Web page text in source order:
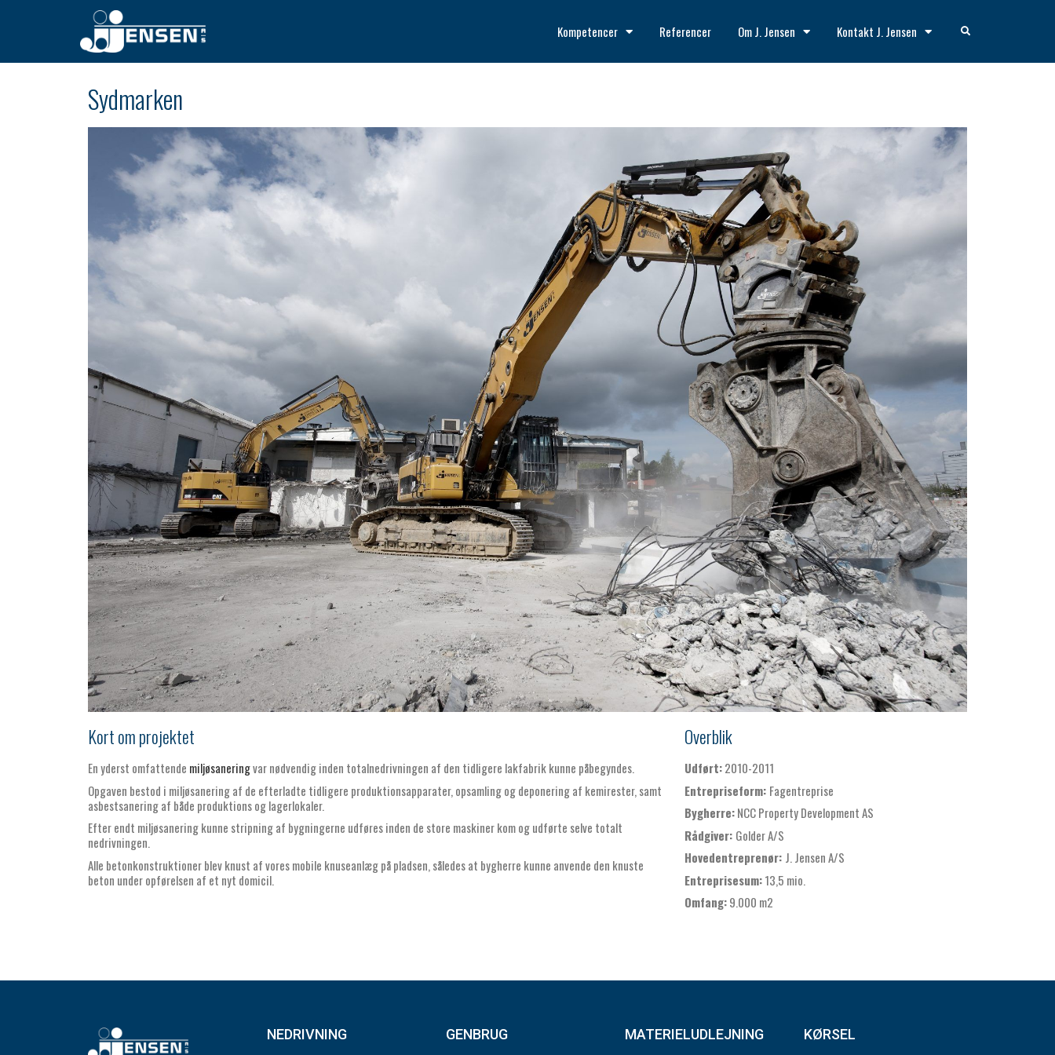
Kompetencer Referencer Om J. Jensen Kontakt J. Jensen
Sydmarken
Kort om projektet
En yderst omfattende miljøsaneringvar nødvendig inden totalnedrivningen af den tidligere lakfabrik kunne påbegyndes.
Opgaven bestod i miljøsanering af de efterladte tidligere produktionsapparater, opsamling og deponering af kemirester, samt
asbestsanering af både produktions og lagerlokaler.
Efter endt miljøsanering kunne stripning af bygningerne udføres inden de store maskiner kom og udførte selve totalt
nedrivningen.
Alle betonkonstruktioner blev knust af vores mobile knuseanlæg på pladsen, således at bygherre kunne anvende den knuste
beton under opførelsen af et nyt domicil.
Overblik
Udført:2010-2011
Entrepriseform: Fagentreprise
Bygherre:NCC Property Development AS
Rådgiver: Golder A/S
Hovedentreprenør: J. Jensen A/S
Entreprisesum:13,5 mio.
Omfang:9.000 m2
NEDRIVNING GENBRUG MATERIELUDLEJNING KØRSEL